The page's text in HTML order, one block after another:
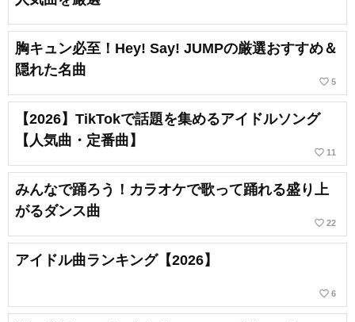
胸キュン必至！Hey! Say! JUMPの厳選おすすめ＆
隠れた名曲
favorite_border 5
【2026】TikTokで話題を集めるアイドルソング
【人気曲・定番曲】
favorite_border 11
みんなで踊ろう！カラオケで歌って踊れる盛り上
がるダンス曲
favorite_border 22
アイドル曲ランキング【2026】
favorite_border 6